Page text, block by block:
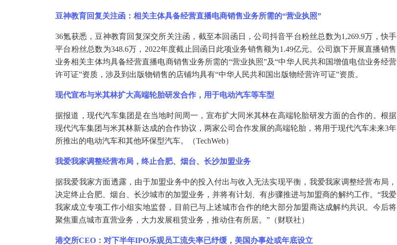
豆神教育回复关注函：相关主体具备经营直播电商销售业务所需的“营业执照”
36氪获悉，豆神教育回复深交所关注函，截至本回函日，公司抖音平台粉丝总数为1,269.9万，快手
平台粉丝总数为348.6万，2022年度截止回函日此项业务销售额为1.49亿元。公司旗下开展直播销售
业务相关主体均具备经营直播电商销售业务所需的“营业执照”及“中华人民共和国增值电信业务经营
许可证”资质，涉及到出版物销售的店铺均具有“中华人民共和国出版物经营许可证”资质。
现代宣布与米其林扩大高端轮胎研发合作，用于电动汽车等车型
据报道，现代汽车集团是在当地时间周一，宣布扩大同米其林在高端轮胎研发方面的合作的。根据
现代汽车集团与米其林新达成的合作协议，两家公司合作发展的高端轮胎，将用于现代汽车未来3年
所推出的电动汽车和其他环保型汽车。（TechWeb）
我爱我家调整经营布局，终止合肥、烟台、长沙加盟业务
据我爱我家方面透露，由于加盟业务中的投入付出与收入无法实现平衡，我爱我家调整经营布局，
决定终止合肥、烟台、长沙城市的加盟业务，并将有计划、有步骤推进与加盟商的解约工作。 “我爱
我家成立专项工作小组实地监督，目前已与上述城市合作的绝大部分加盟商达成解约共识。今后将
聚焦重点城市直营业务，大力发展租赁业务，推动住有所居。”（财联社）
港交所CEO：对下半年IPO乐观员工流失率已纾缓，美国办事处或年底设立